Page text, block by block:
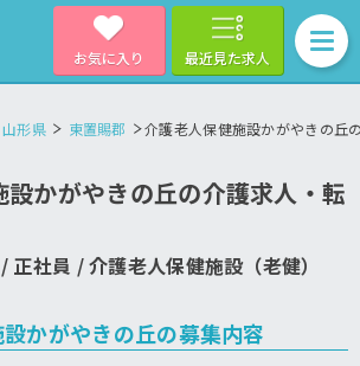
お気に入り 最近見た求人
山形県 東置賜郡 介護老人保健施設かがやきの丘
かがやきの丘の介護求人・転
社員 / 介護老人保健施設（老健）
かがやきの丘の募集内容